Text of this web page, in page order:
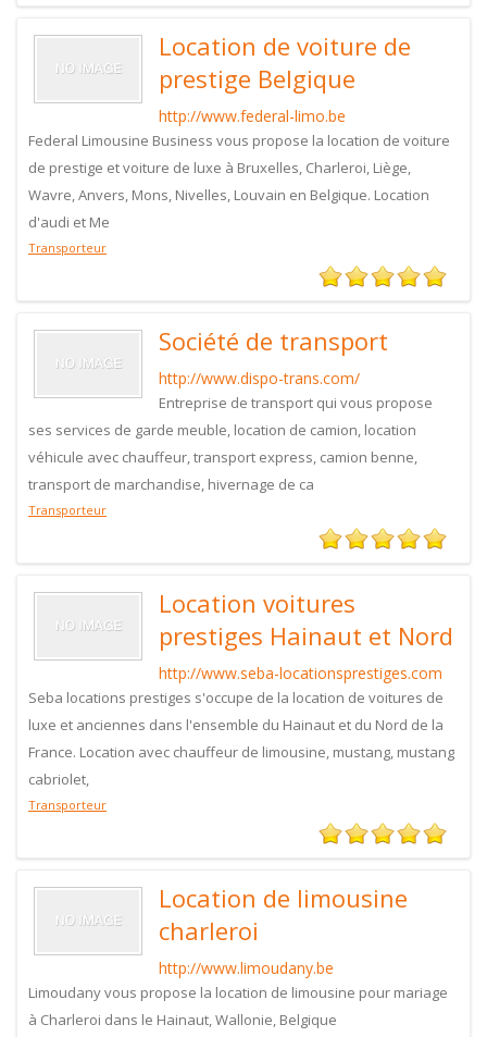
Location de voiture de
prestige Belgique
http://www.federal-limo.be
Federal Limousine Business vous propose la location de voiture
de prestige et voiture de luxe à Bruxelles, Charleroi, Liège,
Wavre, Anvers, Mons, Nivelles, Louvain en Belgique. Location
d'audi et Me
Transporteur
Société de transport
http://www.dispo-trans.com/
Entreprise de transport qui vous propose
ses services de garde meuble, location de camion, location
véhicule avec chauffeur, transport express, camion benne,
transport de marchandise, hivernage de ca
Transporteur
Location voitures
prestiges Hainaut et Nord
http://www.seba-locationsprestiges.com
Seba locations prestiges s'occupe de la location de voitures de
luxe et anciennes dans l'ensemble du Hainaut et du Nord de la
France. Location avec chauffeur de limousine, mustang, mustang
cabriolet,
Transporteur
Location de limousine
charleroi
http://www.limoudany.be
Limoudany vous propose la location de limousine pour mariage
à Charleroi dans le Hainaut, Wallonie, Belgique